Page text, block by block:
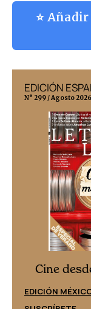
⭐
EDICIÓN
N° 299 / Agosto 2026
Cine
EDICIÓN